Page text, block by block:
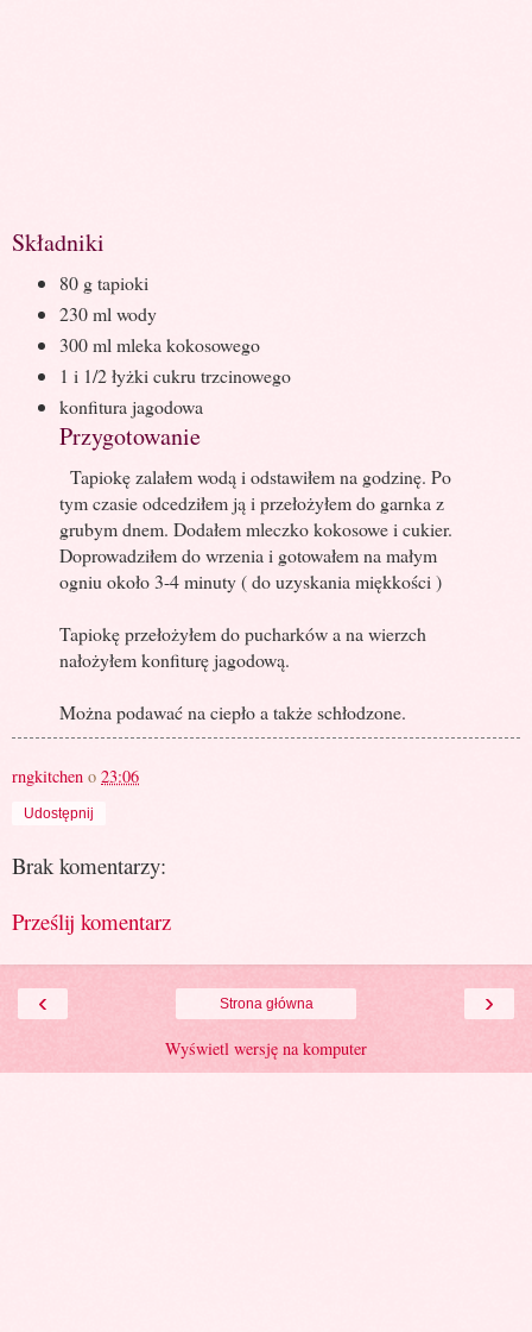
Składniki
80 g tapioki
230 ml wody
300 ml mleka kokosowego
1 i 1/2 łyżki cukru trzcinowego
konfitura jagodowa
Przygotowanie
Tapiokę zalałem wodą i odstawiłem na godzinę. Po
tym czasie odcedziłem ją i przełożyłem do garnka z
grubym dnem. Dodałem mleczko kokosowe i cukier.
Doprowadziłem do wrzenia i gotowałem na małym
ogniu około 3-4 minuty ( do uzyskania miękkości )
Tapiokę przełożyłem do pucharków a na wierzch
nałożyłem konfiturę jagodową.
Można podawać na ciepło a także schłodzone.
rngkitchen o 23:06
Udostępnij
Brak komentarzy:
Prześlij komentarz
‹ ›
Strona główna
Wyświetl wersję na komputer